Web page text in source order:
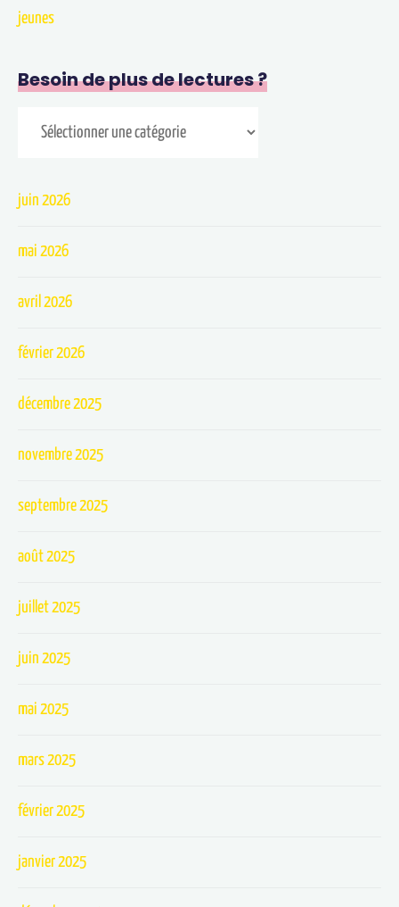
jeunes
Besoin de plus de lectures ?
juin 2026
mai 2026
avril 2026
février 2026
décembre 2025
novembre 2025
septembre 2025
août 2025
juillet 2025
juin 2025
mai 2025
mars 2025
février 2025
janvier 2025